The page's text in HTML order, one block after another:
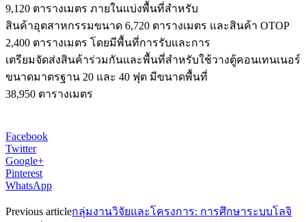
9,120 ตารางเมตร ภายในแบ่งพื้นที่สำหรับ
สินค้าอุตสาหกรรมขนาด 6,720 ตารางเมตร และสินค้า OTOP
2,400 ตารางเมตร โดยมีพื้นที่การรับและการ
เตรียมจัดส่งสินค้าร่วมกันและพื้นที่สำหรับใช้วางตู้คอนเทนเนอร์
ขนาดมาตรฐาน 20 และ 40 ฟุต มีขนาดพื้นที่
38,950 ตารางเมตร
Facebook
Twitter
Google+
Pinterest
WhatsApp
Previous articleกลุ่มงานวิจัยและโครงการ: การศึกษาระบบโลจิ